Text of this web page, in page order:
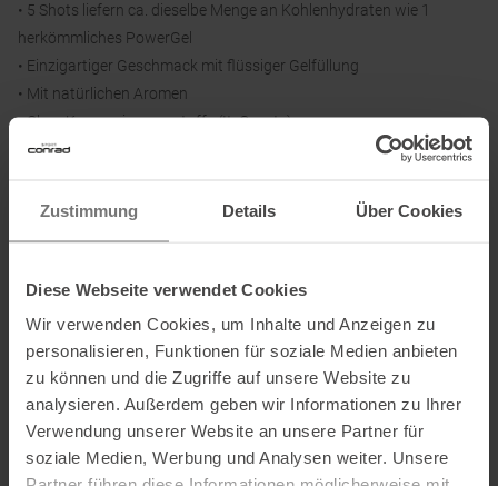
Zustimmung Details Über Cookies
Diese Webseite verwendet Cookies
Wir verwenden Cookies, um Inhalte und Anzeigen zu
personalisieren, Funktionen für soziale Medien anbieten
zu können und die Zugriffe auf unsere Website zu
analysieren. Außerdem geben wir Informationen zu Ihrer
Verwendung unserer Website an unsere Partner für
soziale Medien, Werbung und Analysen weiter. Unsere
• 5 Shots liefern ca. dieselbe Menge an Kohlenhydraten wie 1
herkömmliches PowerGel
• Einzigartiger Geschmack mit flüssiger Gelfüllung
• Mit natürlichen Aromen
• Ohne Konservierungsstoffe (It. Gesetz)
• Geschmacksrichtungen Orange und Raspberry: Mit Vitamin
• Geschmack Cola: Mit 75 mg Koffein pro Beutel, welches dazu
Die Powergel Shots sind in unterschiedlichen
Geschmacksrichtungen verfügbar, die über die Größe ausgewählt
werden können:
1= Raspberry
2= Cola
3= Orange